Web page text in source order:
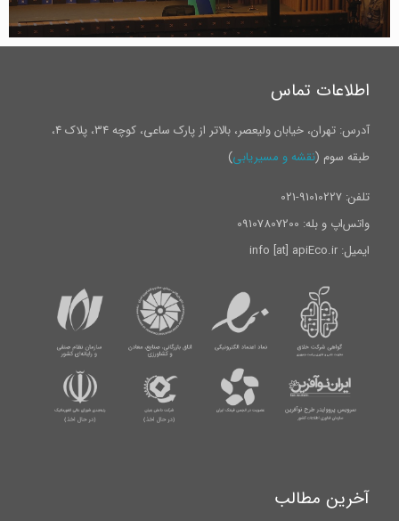
اطلاعات تماس
آدرس: تهران، خیابان ولیعصر، بالاتر از پارک ساعی، کوچه 34، پلاک 4،
طبقه سوم (نقشه و مسیریابی)
تلفن: 91010227-021
واتس‌اپ و بله: 09107807200
ایمیل: info [at] apiEco.ir
آخرین مطالب